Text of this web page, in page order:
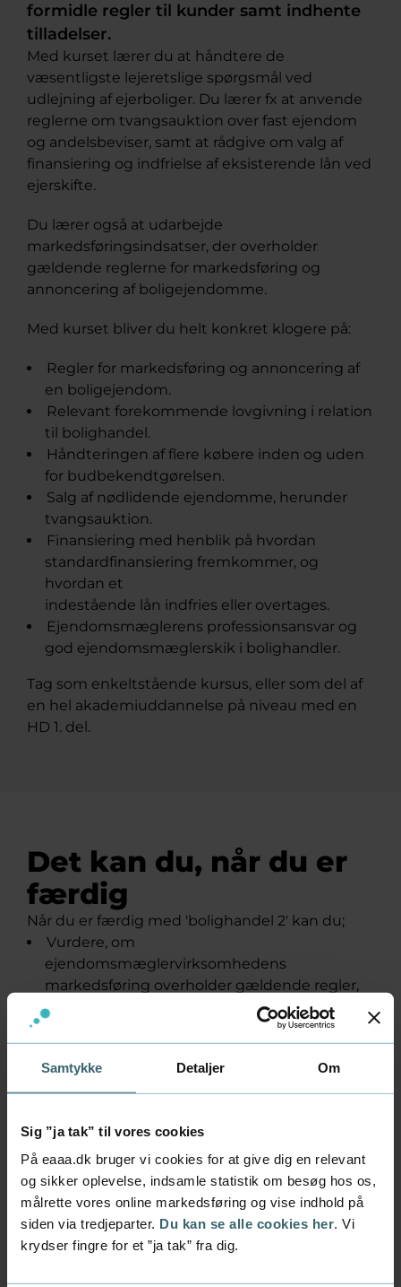
Samtykke Detaljer Om
Sig ”ja tak” til vores cookies
På eaaa.dk bruger vi cookies for at give dig en relevant
og sikker oplevelse, indsamle statistik om besøg hos os,
målrette vores online markedsføring og vise indhold på
siden via tredjeparter. Du kan se alle cookies her. Vi
krydser fingre for et ”ja tak” fra dig.
formidle regler til kunder samt indhente
tilladelser.
Med kurset lærer du at håndtere de
væsentligste lejeretslige spørgsmål ved
udlejning af ejerboliger. Du lærer fx at anvende
reglerne om tvangsauktion over fast ejendom
og andelsbeviser, samt at rådgive om valg af
finansiering og indfrielse af eksisterende lån ved
ejerskifte.
Du lærer også at udarbejde
markedsføringsindsatser, der overholder
gældende reglerne for markedsføring og
annoncering af boligejendomme.
Med kurset bliver du helt konkret klogere på:
Regler for markedsføring og annoncering af
en boligejendom.
Relevant forekommende lovgivning i relation
til bolighandel.
Håndteringen af flere købere inden og uden
for budbekendtgørelsen.
Salg af nødlidende ejendomme, herunder
tvangsauktion.
Finansiering med henblik på hvordan
standardfinansiering fremkommer, og
hvordan et
indestående lån indfries eller overtages.
Ejendomsmæglerens professionsansvar og
god ejendomsmæglerskik i bolighandler.
Tag som enkeltstående kursus, eller som del af
en hel akademiuddannelse på niveau med en
HD 1. del.
Det kan du, når du er
færdig
Når du er færdig med 'bolighandel 2' kan du;
Vurdere, om
ejendomsmæglervirksomhedens
markedsføring overholder gældende regler,
samt udarbejde markedsføringsindsatser.
Rådgive kunden samt informere kundens
modpart om relevant forekommende
lovgivning af relevans for den konkrete
bolighandel.
organisationer.
Gennemføre salg af udlejnings- og udlejede
såvel som nødlidende ejendomme, rådgive
køber hhv. sælger i samme samt udarbejde
lejekontrakter.
Opstille og beregne indfrielse af eksisterende